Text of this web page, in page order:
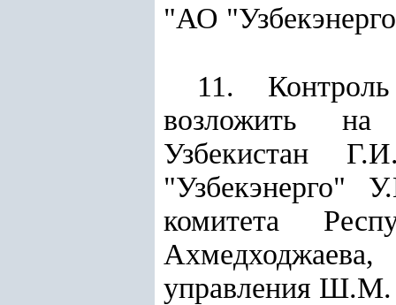
"АО
11.
возложить на
Узбекистан
"Узбекэнерго"
комитета
Ахмедходжаева,
управления Ш.М.